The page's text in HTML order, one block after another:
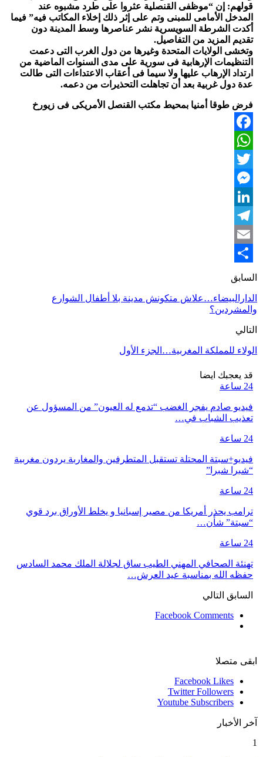
قولهم: إن “موظفى القنصلية عثروا على طرد مشبوه عند
المدخل الأمامى للمبنى وتم على إثر ذلك إخلاء المكاتب فيه” فيما
أكدت الشرطة السويسرية نشر عناصرها وسط المدينة دون
تقديم المزيد من التفاصيل.
وتخشى الولايات المتحدة وغيرها من دول الغرب التى دعمت
التنظيمات الإرهابية فى سورية على مدى السنوات الماضية من
ارتداد الإرهاب عليها ولا سيما فى أعقاب الاعتداءات التى طالت
عدة دول غربية بعد أن تجاهلت التحذيرات من دعمه.
فرض طوقا أمنيا بمحيط مكتب القنصل الأمريكى فى زيورخ
Facebook
WhatsApp
Twitter
Messenger
LinkedIn
Telegram
Email
Share
السابق
الدارالبيضاء…علاش متكونش مدينة بلا أطفال الشوارع
والمشردين؟
التالي
الولاء للمملكة المغربية…الجزء الأول
قد يعجبك ايضا
24 ساعة
فيديو صادم يفجر الغضب “تدمع له العيون” من المسؤول عن
تعذيب الشباب في…
24 ساعة
فيديو+سبتة المحتلة تستقبل المتطرفين والمغاربة يردون مغربية
“شبرا شبرا”
24 ساعة
ترامب يحذر أمريكا من مصير إسبانيا و يخلط الأوراق برد قوي
“سبتة” شأن…
24 ساعة
تهنئة الصحافي المهني الطيب ساق لجلالة الملك محمد السادس
حفظه الله بمناسبة عيد العرش…
السابق التالي
Facebook Comments
ابقى متصلا
Facebook Likes
Twitter Followers
Youtube Subscribers
آخر الأخبار
1